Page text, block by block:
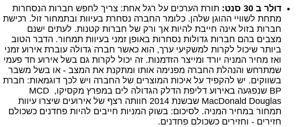
דולר ב 30 סנט:
תורת הערכים על רגל אחת: צריך לחפש חברות הנסחרות
מתחת לשוויי ההוגן שלהן. כלומר החברה נסחרת בעיוות ובתמחור זול. רכישת
חברות בזול אינה חייבת להיות אך ורק של חברות קטנות. לעתים ישנם
מצבים בהם חברות גדולות נסחרות באופן זמני בעיוות תמחור. הדבר הטוב
ביותר שיכול לקרות למשקיעי ערך, הוא כאשר חברה גדולה עוברת אירוע זמני
ואז מחיר המניה יורד ומייצר הזדמנות. זה יכול לקרות גם בשל אירוע חד פעמי
שמתרחש והנהלת החברה מפנימה אותו ומתקנת את המצב - או בשל משבר
בשווקים. יש להקפיד על איכות המוצרים של החברה ויש לכך דוגמאות: חברת
BP שנפגעה באירוע דליפת הדלק הגדולה לים במפרץ מקסיקו, MCD
MacDonald Douglas
שבשנת 2014 חוותה רצף של אירועים שיצרו עיוות
תמחור במחיר המניה. לסיכום: בשוק המניות חייבים להיות פחדנים כשכולם
חזירים - וחזירים כשכולם פחדנים.